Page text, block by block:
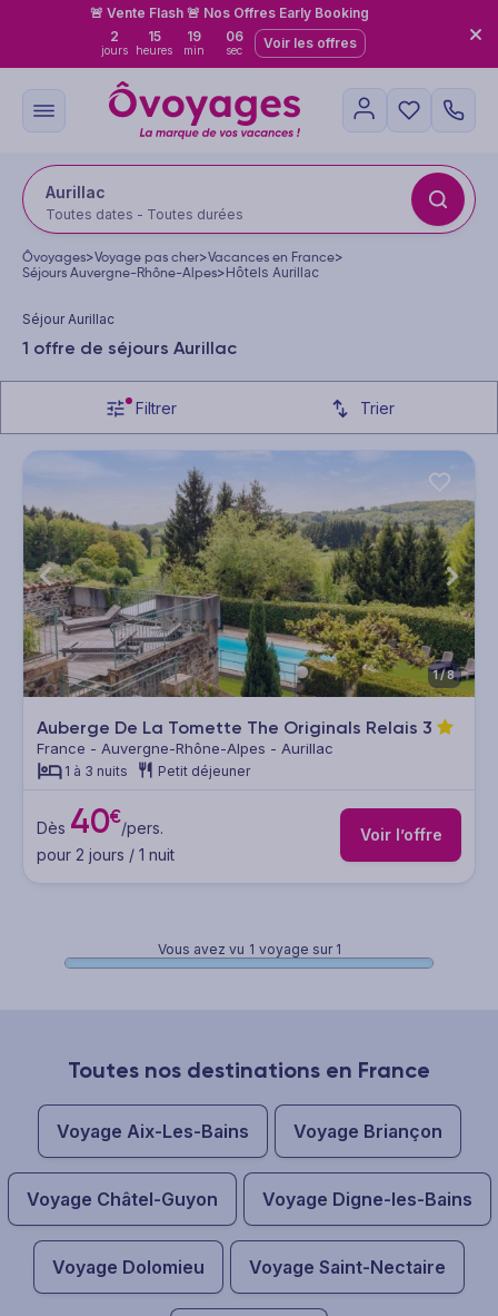
🚨 Vente Flash 🚨 Nos Offres Early Booking
2
jours
15
heures
19
min
06
sec Voir les offres
Aurillac
Toutes dates - Toutes durées
Ôvoyages>Voyage pas cher>Vacances en France>
Séjours Auvergne-Rhône-Alpes>Hôtels Aurillac
Séjour Aurillac
1 offre de séjours Aurillac
Filtrer Trier
1/8
Auberge De La Tomette The Originals Relais 3
France - Auvergne-Rhône-Alpes - Aurillac
1 à 3 nuits Petit déjeuner
Dès 40€/pers.
pour 2 jours / 1 nuit
Voir l’offre
Vous avez vu 1 voyage sur 1
Toutes nos destinations en France
Voyage Aix-Les-Bains Voyage Briançon
Voyage Châtel-Guyon Voyage Digne-les-Bains
Voyage Dolomieu Voyage Saint-Nectaire